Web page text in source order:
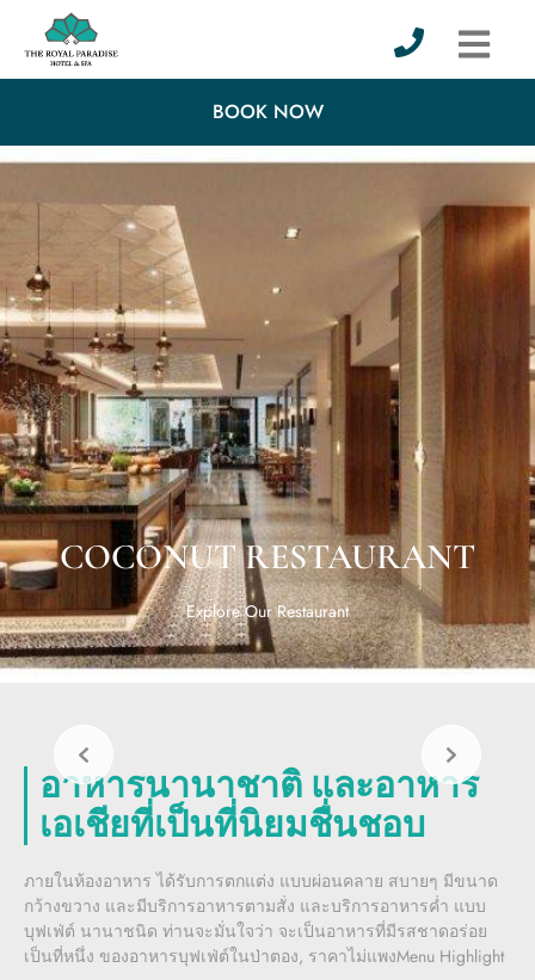
BOOK NOW
COCONUT RESTAURANT
Explore Our Restaurant
อาหารนานาชาติ และอาหาร
เอเชียที่เป็นที่นิยมชื่นชอบ
ภายในห้องอาหาร ได้รับการตกแต่ง แบบผ่อนคลาย สบายๆ มีขนาด
กว้างขวาง และมีบริการอาหารตามสั่ง และบริการอาหารค่ำ แบบ
บุฟเฟ่ต์ นานาชนิด ท่านจะมั่นใจว่า จะเป็นอาหารที่มีรสชาดอร่อย
เป็นที่หนึ่ง ของอาหารบุฟเฟ่ต์ในป่าตอง, ราคาไม่แพงMenu Highlight